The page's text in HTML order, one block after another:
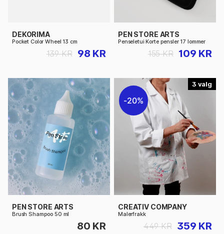
DEKORIMA
Pocket Color Wheel 13 cm
98 KR
139 KR
PEN STORE ARTS
Penseletui Korte pensler 17 lommer
109 KR
155 KR
PEN STORE ARTS
Brush Shampoo 50 ml
80 KR
3
20%
CREATIV COMPANY
Malerfrakk
359 KR
449 KR